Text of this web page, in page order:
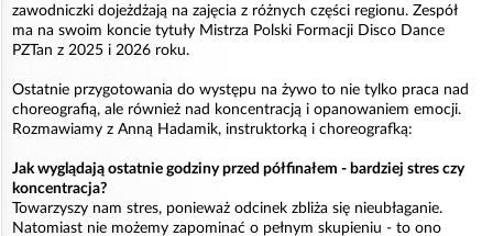
zawodniczki dojeżdżają na zajęcia z różnych części regionu. Zespół
ma na swoim koncie tytuły Mistrza Polski Formacji Disco Dance
PZTan z 2025 i 2026 roku.
Ostatnie przygotowania do występu na żywo to nie tylko praca nad
choreografią, ale również nad koncentracją i opanowaniem emocji.
Rozmawiamy z Anną Hadamik, instruktorką i choreografką:
Jak wyglądają ostatnie godziny przed półfinałem - bardziej stres czy
koncentracja?
Towarzyszy nam stres, ponieważ odcinek zbliża się nieubłaganie.
Natomiast nie możemy zapominać o pełnym skupieniu - to ono